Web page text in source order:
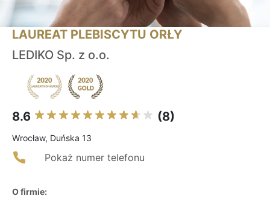
LAUREAT PLEBISCYTU ORŁY
LEDIKO Sp. z o.o.
8.6 (8)
Wrocław, Duńska 13
Pokaż numer telefonu
O firmie: